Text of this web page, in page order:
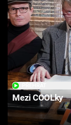
Mezi COOLky